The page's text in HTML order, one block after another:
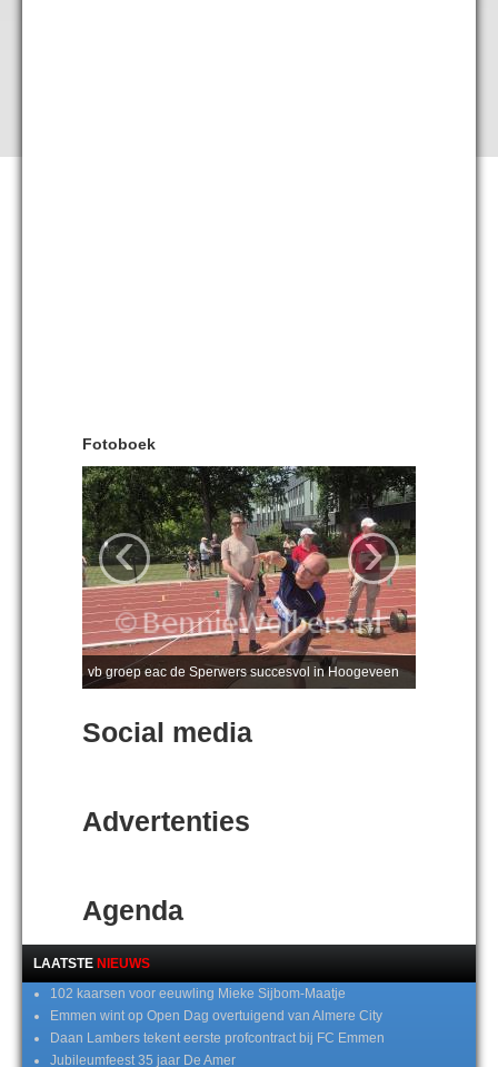
Fotoboek
vb groep eac de Sperwers succesvol in Hoogeveen
‹ ›
Social media
Advertenties
Agenda
LAATSTE NIEUWS
102 kaarsen voor eeuwling Mieke Sijbom-Maatje
Emmen wint op Open Dag overtuigend van Almere City
Daan Lambers tekent eerste profcontract bij FC Emmen
Jubileumfeest 35 jaar De Amer